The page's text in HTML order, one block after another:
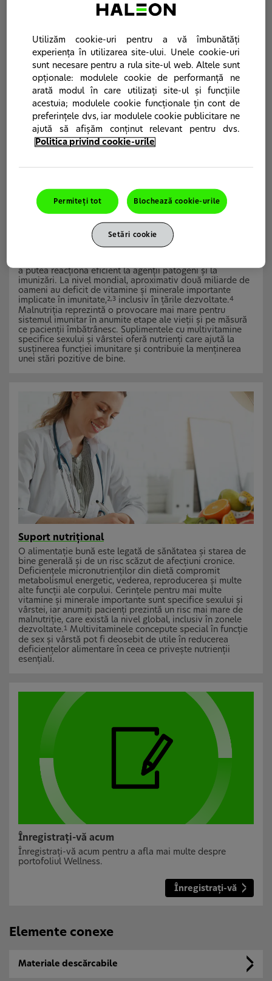
Creăm prezentări generale ale nevoilor comune de
fiecărui pacient.
Nevoi comune în materie de sănătate
Suport pentru imunitate
a putea reacționa eficient la agenții patogeni și la
imunizări. La nivel mondial, aproximativ două miliarde de
oameni au deficit de vitamine și minerale importante
implicate în imunitate,2,3 inclusiv în țările dezvoltate.4
Malnutriția reprezintă o provocare mai mare pentru
sistemul imunitar în anumite etape ale vieții și pe măsură
ce pacienții îmbătrânesc. Suplimentele cu multivitamine
specifice sexului și vârstei oferă nutrienți care ajută la
susținerea funcției imunitare și contribuie la menținerea
unei stări pozitive de bine.
Suport nutrițional
O alimentație bună este legată de sănătatea și starea de
bine generală și de un risc scăzut de afecțiuni cronice.
Deficiențele micronutrienților din dietă compromit
metabolismul energetic, vederea, reproducerea și multe
alte funcții ale corpului. Cerințele pentru mai multe
vitamine și minerale importante sunt specifice sexului și
vârstei, iar anumiți pacienți prezintă un risc mai mare de
malnutriție, care există la nivel global, inclusiv în zonele
dezvoltate.1 Multivitaminele concepute special în funcție
de sex și vârstă pot fi deosebit de utile în reducerea
deficiențelor alimentare în ceea ce privește nutrienții
esențiali.
Înregistrați-vă acum
Înregistrați-vă acum pentru a afla mai multe despre
portofoliul Wellness.
Înregistrați-vă
Elemente conexe
Materiale descărcabile
Utilizăm cookie-uri pentru a vă îmbunătăți
experiența în utilizarea site-ului. Unele cookie-uri
sunt necesare pentru a rula site-ul web. Altele sunt
opționale: modulele cookie de performanță ne
arată modul în care utilizați site-ul și funcțiile
acestuia; modulele cookie funcționale țin cont de
preferințele dvs, iar modulele cookie publicitare ne
ajută să afișăm conținut relevant pentru dvs.
Politica privind cookie-urile
Permiteți tot Blochează cookie-urile
Setări cookie